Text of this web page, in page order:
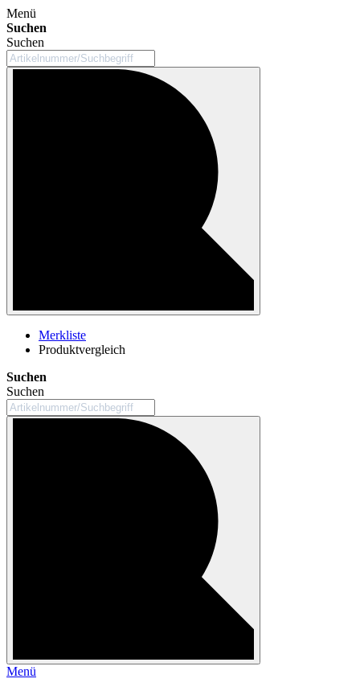
Menü
Suchen
Suchen
Merkliste
Produktvergleich
Suchen
Suchen
Menü